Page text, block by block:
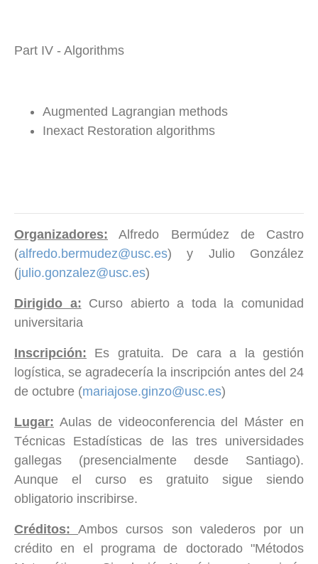
Part IV - Algorithms
Augmented Lagrangian methods
Inexact Restoration algorithms
Organizadores: Alfredo Bermúdez de Castro
(alfredo.bermudez@usc.es) y Julio González
(julio.gonzalez@usc.es)
Dirigido a: Curso abierto a toda la comunidad
universitaria
Inscripción: Es gratuita. De cara a la gestión
logística, se agradecería la inscripción antes del 24
de octubre (mariajose.ginzo@usc.es)
Lugar: Aulas de videoconferencia del Máster en
Técnicas Estadísticas de las tres universidades
gallegas (presencialmente desde Santiago).
Aunque el curso es gratuito sigue siendo
obligatorio inscribirse.
Créditos:Ambos cursos son valederos por un
crédito en el programa de doctorado "Métodos